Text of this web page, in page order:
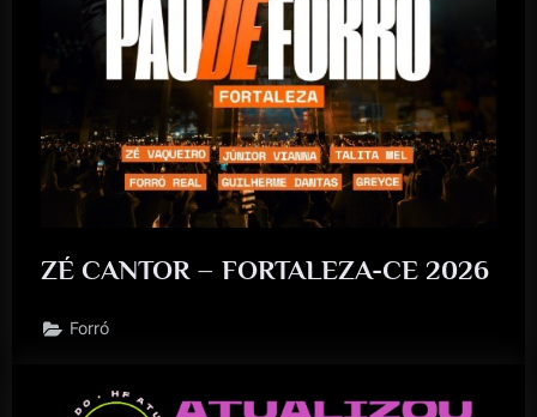
ZÉ CANTOR – FORTALEZA-CE 2026
Forró